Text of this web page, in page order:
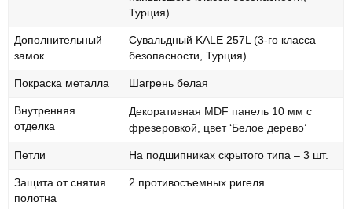
Турция)
Дополнительный
замок
Сувальдный KALE 257L (3-го класса
безопасности, Турция)
Покраска металла Шагрень белая
Внутренняя
отделка
Декоративная MDF панель 10 мм с
фрезеровкой, цвет ‘Белое дерево’
Петли На подшипниках скрытого типа – 3 шт.
Защита от снятия
полотна
2 противосъемных ригеля